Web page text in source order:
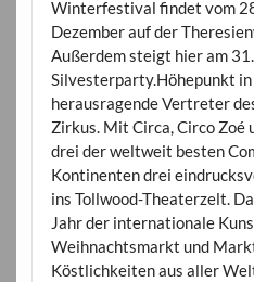
Winterfestival findet vom
Dezember auf der
Außerdem steigt hier am
Silvesterparty.Höhepunkt in
herausragende Vertreter
Zirkus. Mit Circa, Circo Zoé
drei der weltweit besten
Kontinenten drei
ins Tollwood-Theaterzelt.
Jahr der internationale
Weihnachtsmarkt und
Köstlichkeiten aus aller